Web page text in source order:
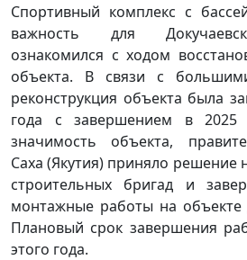
Спортивный комплекс с
важность для
ознакомился с ходом
объекта. В связи с
реконструкция объекта была
года с завершением в 2025
значимость объекта,
Саха (Якутия) приняло решение
строительных бригад и
монтажные работы на объекте
Плановый срок завершения
этого года.